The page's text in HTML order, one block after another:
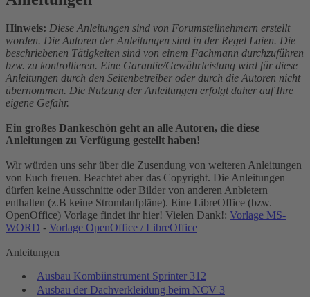
Hinweis: Diese Anleitungen sind von Forumsteilnehmern erstellt
worden. Die Autoren der Anleitungen sind in der Regel Laien. Die
beschriebenen Tätigkeiten sind von einem Fachmann durchzuführen
bzw. zu kontrollieren. Eine Garantie/Gewährleistung wird für diese
Anleitungen durch den Seitenbetreiber oder durch die Autoren nicht
übernommen. Die Nutzung der Anleitungen erfolgt daher auf Ihre
eigene Gefahr.
Ein großes Dankeschön geht an alle Autoren, die diese
Anleitungen zu Verfügung gestellt haben!
Wir würden uns sehr über die Zusendung von weiteren Anleitungen
von Euch freuen. Beachtet aber das Copyright. Die Anleitungen
dürfen keine Ausschnitte oder Bilder von anderen Anbietern
enthalten (z.B keine Stromlaufpläne). Eine LibreOffice (bzw.
OpenOffice) Vorlage findet ihr hier! Vielen Dank!: Vorlage MS-
WORD - Vorlage OpenOffice / LibreOffice
Anleitungen
Ausbau Kombiinstrument Sprinter 312
Ausbau der Dachverkleidung beim NCV 3